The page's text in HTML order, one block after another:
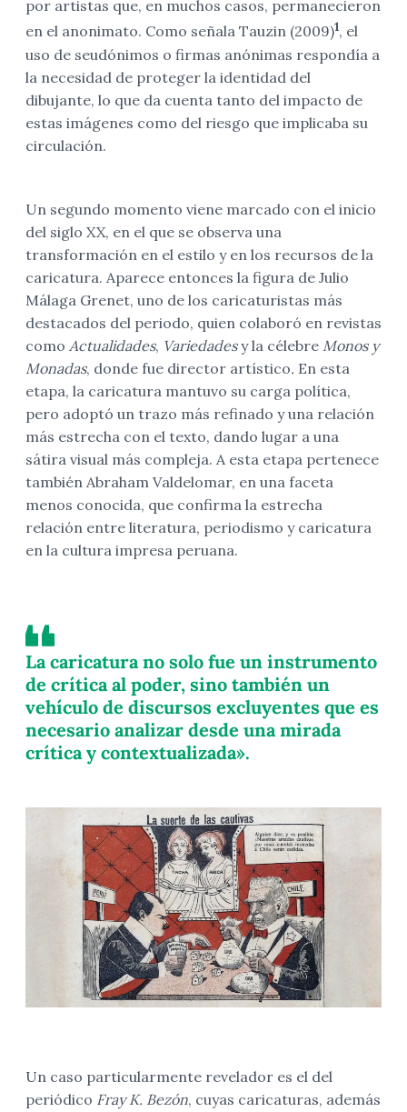
por artistas que, en muchos casos, permanecieron
en el anonimato. Como señala Tauzin (2009)1, el
uso de seudónimos o firmas anónimas respondía a
la necesidad de proteger la identidad del
dibujante, lo que da cuenta tanto del impacto de
estas imágenes como del riesgo que implicaba su
circulación.
Un segundo momento viene marcado con el inicio
del siglo XX, en el que se observa una
transformación en el estilo y en los recursos de la
caricatura. Aparece entonces la figura de Julio
Málaga Grenet, uno de los caricaturistas más
destacados del periodo, quien colaboró en revistas
como Actualidades, Variedadesy la célebre Monos y
Monadas, donde fue director artístico. En esta
etapa, la caricatura mantuvo su carga política,
pero adoptó un trazo más refinado y una relación
más estrecha con el texto, dando lugar a una
sátira visual más compleja. A esta etapa pertenece
también Abraham Valdelomar, en una faceta
menos conocida, que confirma la estrecha
relación entre literatura, periodismo y caricatura
en la cultura impresa peruana.
La caricatura no solo fue un instrumento
de crítica al poder, sino también un
vehículo de discursos excluyentes que es
necesario analizar desde una mirada
crítica y contextualizada».
Un caso particularmente revelador es el del
periódico Fray K. Bezón, cuyas caricaturas, además